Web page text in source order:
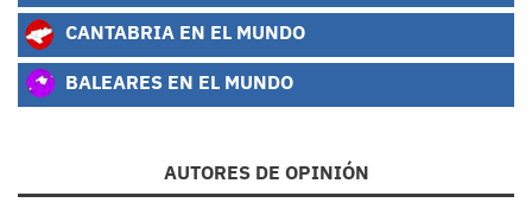
CANTABRIA EN EL MUNDO
BALEARES EN EL MUNDO
AUTORES DE OPINIÓN